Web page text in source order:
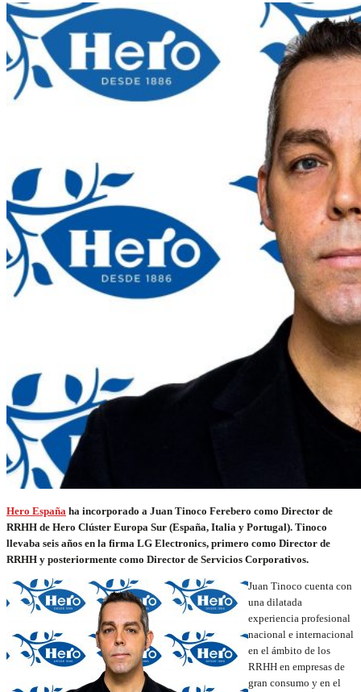
Hero España ha incorporado a Juan Tinoco Ferebero como Director de
RRHH de Hero Clúster Europa Sur (España, Italia y Portugal). Tinoco
llevaba seis años en la firma LG Electronics, primero como Director de
RRHH y posteriormente como Director de Servicios Corporativos.
Juan Tinoco cuenta con
una dilatada
experiencia profesional
nacional e internacional
en el ámbito de los
RRHH en empresas de
gran consumo y en el